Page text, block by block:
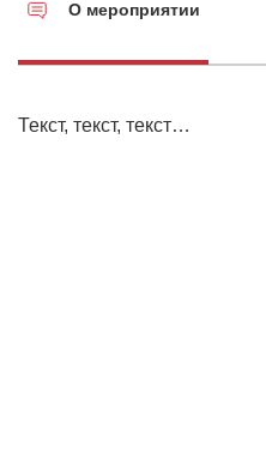
О мероприятии
Текст, текст, текст…